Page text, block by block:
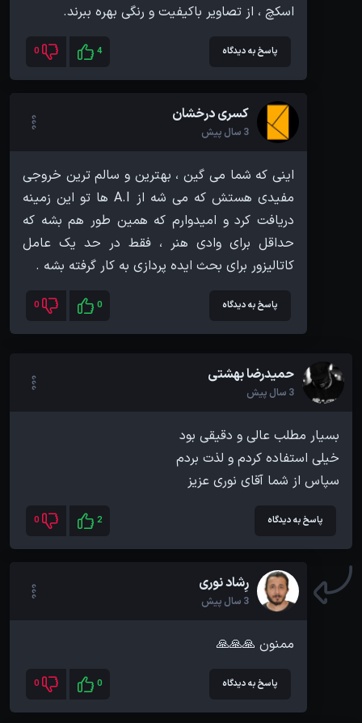
اسکچ ، از تصاویر باکیفیت و رنگی بهره ببرند.
پاسخ به دیدگاه 4
0
کسری درخشان
3 سال پیش
اینی که شما می گین ، بهترین و سالم ترین خروجی
مفیدی هستش که می شه از A.I ها تو این زمینه
دریافت کرد و امیدوارم که همین طور هم بشه که
حداقل برای وادی هنر ، فقط در حد یک عامل
کاتالیزور برای بحث ایده پردازی به کار گرفته بشه .
پاسخ به دیدگاه 0
0
حمیدرضا بهشتی
3 سال پیش
سپاس از شما آقای نوری عزیز
پاسخ به دیدگاه 2
0
رِشاد نوری
3 سال پیش
ممنون 🙏🙏🙏
پاسخ به دیدگاه 0
0